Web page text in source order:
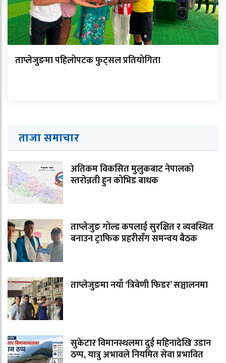
ताप्लेजुङमा पहिलोपटक फुट्सल प्रतियोगिता
ताजा समाचार
अतिकम विकसित मुलुकबाट नेपालको
स्तरोन्नती हुन कोभिड बाधक
ताप्लेजुङ गोल्ड कपलाई सुरक्षित र व्यवस्थित
बनाउन ट्राफिक प्रहरीसँग समन्वय बैठक
ताप्लेजुङमा नयाँ ‘त्रिवेणी फिडर’ सञ्चालनमा
सुकेटार विमानस्थलमा दुई महिनादेखि उडान
ठप्प, यात्रु अभावले नियमित सेवा प्रभावित